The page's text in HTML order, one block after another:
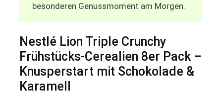
besonderen Genussmoment am Morgen.
Nestlé Lion Triple Crunchy
Frühstücks-Cerealien 8er Pack –
Knusperstart mit Schokolade &
Karamell